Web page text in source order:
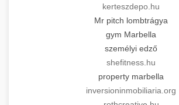
kerteszdepo.hu
Mr pitch lombtrágya
gym Marbella
személyi edző
shefitness.hu
property marbella
inversioninmobiliaria.org